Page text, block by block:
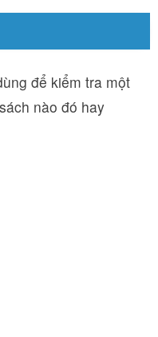
để kiểm tra một
nào đó hay